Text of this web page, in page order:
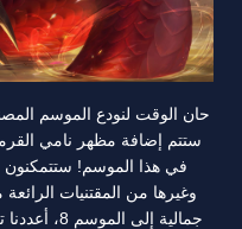
ستتم إضافة مظهر نامي
في هذا الموسم! ستتمكنون
وغيرها من المقتنيات
جمالية إلى